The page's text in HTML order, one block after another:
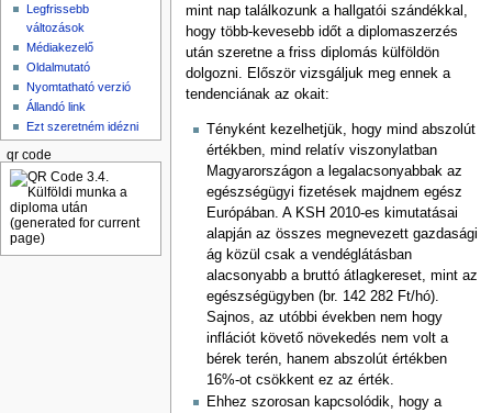
mint nap találkozunk a hallgatói szándékkal,
hogy több-kevesebb időt a diplomaszerzés
után szeretne a friss diplomás külföldön
dolgozni. Először vizsgáljuk meg ennek a
tendenciának az okait:
Tényként kezelhetjük, hogy mind abszolút
értékben, mind relatív viszonylatban
Magyarországon a legalacsonyabbak az
egészségügyi fizetések majdnem egész
Európában. A KSH 2010-es kimutatásai
alapján az összes megnevezett gazdasági
ág közül csak a vendéglátásban
alacsonyabb a bruttó átlagkereset, mint az
egészségügyben (br. 142 282 Ft/hó).
Sajnos, az utóbbi években nem hogy
inflációt követő növekedés nem volt a
bérek terén, hanem abszolút értékben
16%-ot csökkent ez az érték.
Ehhez szorosan kapcsolódik, hogy a
Legfrissebb
változások
Médiakezelő
Oldalmutató
Nyomtatható verzió
Állandó link
Ezt szeretném idézni
qr code